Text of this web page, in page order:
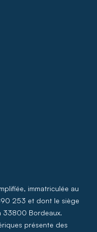
immatriculée au
253 et dont le siège
33800 Bordeaux.
présente des